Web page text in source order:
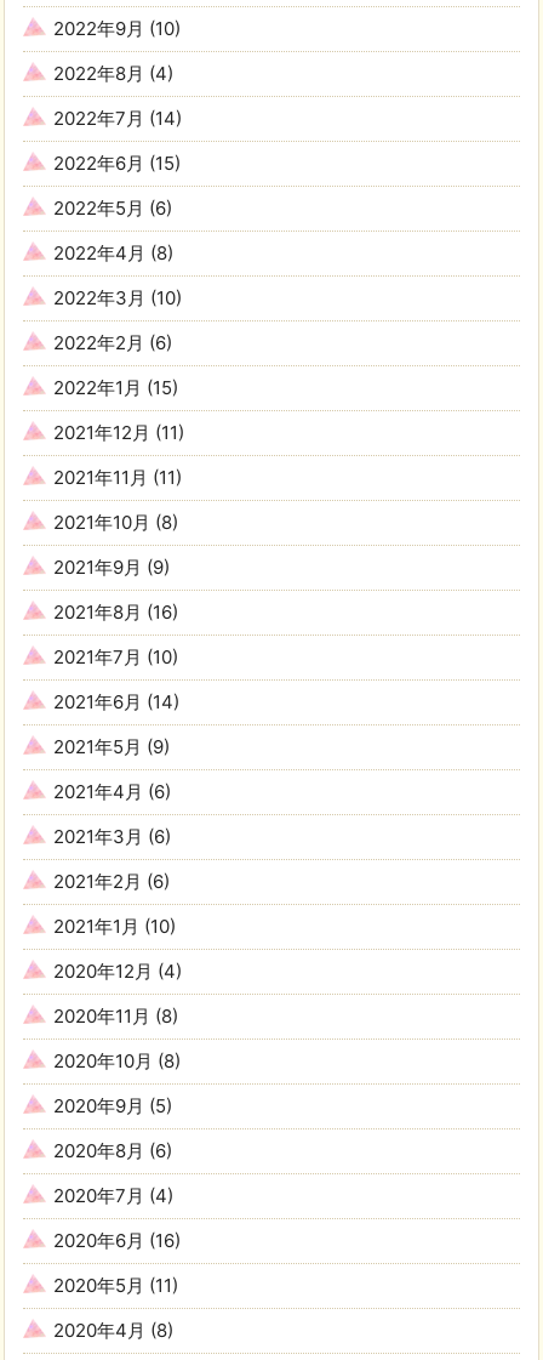
2022年9月 (10)
2022年8月 (4)
2022年7月 (14)
2022年6月 (15)
2022年5月 (6)
2022年4月 (8)
2022年3月 (10)
2022年2月 (6)
2022年1月 (15)
2021年12月 (11)
2021年11月 (11)
2021年10月 (8)
2021年9月 (9)
2021年8月 (16)
2021年7月 (10)
2021年6月 (14)
2021年5月 (9)
2021年4月 (6)
2021年3月 (6)
2021年2月 (6)
2021年1月 (10)
2020年12月 (4)
2020年11月 (8)
2020年10月 (8)
2020年9月 (5)
2020年8月 (6)
2020年7月 (4)
2020年6月 (16)
2020年5月 (11)
2020年4月 (8)